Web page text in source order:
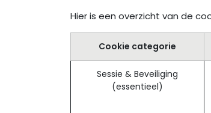
Hier is een overzicht van de
Cookie categorie
Sessie & Beveiliging
(essentieel)